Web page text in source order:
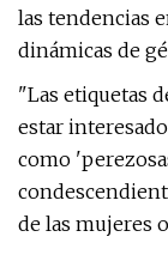
las tendencias
dinámicas de
"Las etiquetas
estar
como
de las mujeres